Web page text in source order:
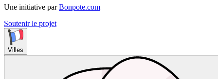
Une initiative par Bonpote.com
Soutenir le projet
Villes